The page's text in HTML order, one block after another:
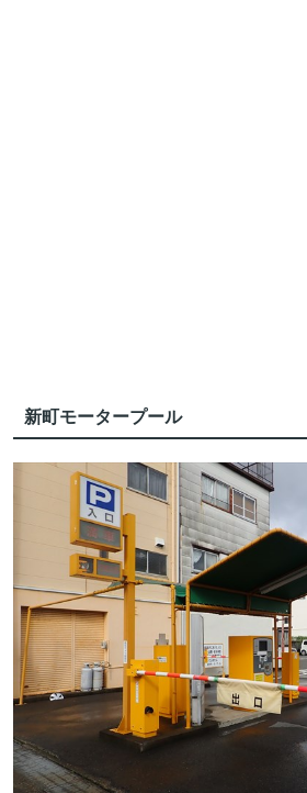
新町モータープール